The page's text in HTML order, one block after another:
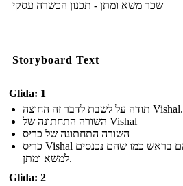
שכר משא ומתן - תכנון הכשרה עסקי
Storyboard Text
Glida: 1
תודה על לשבת לדבר זה החוצה Vishal.
השורה התחתונה של Vishal
השורה התחתונה של כריס
כריס Vishal לשניהם יש בשורות התחתונות שלהם בראש כמו שהם נכנסים
למשא ומתן.
Glida: 2